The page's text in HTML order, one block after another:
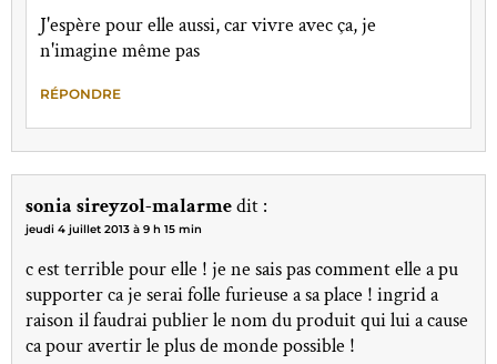
J'espère pour elle aussi, car vivre avec ça, je
n'imagine même pas
RÉPONDRE
sonia sireyzol-malarmedit :
jeudi 4 juillet 2013 à 9 h 15 min
c est terrible pour elle ! je ne sais pas comment elle a pu
supporter ca je serai folle furieuse a sa place ! ingrid a
raison il faudrai publier le nom du produit qui lui a cause
ca pour avertir le plus de monde possible !